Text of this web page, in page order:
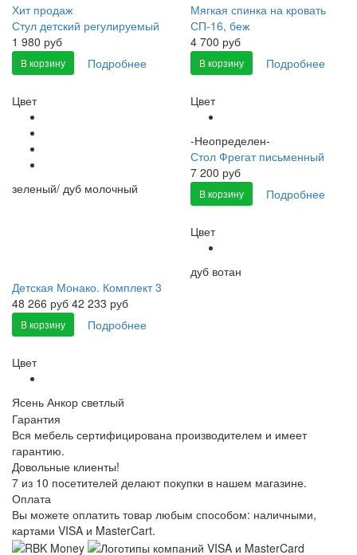
Хит продаж
Стул детский регулируемый
1 980 руб
В корзину Подробнее
Цвет
зеленый/ дуб молочный
Мягкая спинка на кровать
СП-16, беж
4 700 руб
В корзину Подробнее
Цвет
-Неопределен-
Стол Фрегат письменный
7 200 руб
В корзину Подробнее
Цвет
дуб вотан
Детская Монако. Комплект 3
48 266 руб 42 233 руб
В корзину Подробнее
Цвет
Ясень Анкор светлый
Гарантия
Вся мебель сертифицирована производителем и имеет
гарантию.
Довольные клиенты!
7 из 10 посетителей делают покупки в нашем магазине.
Оплата
Вы можете оплатить товар любым способом: наличными,
картами VISA и MasterCart.